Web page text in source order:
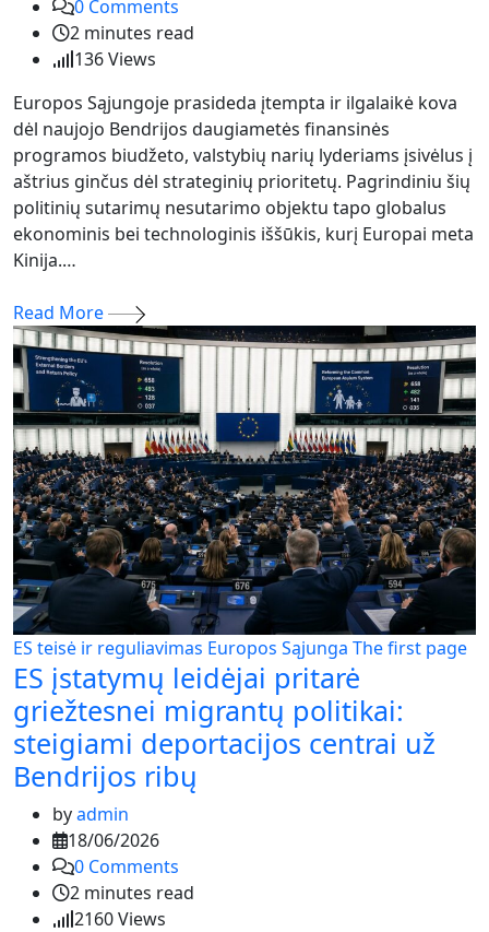
0 Comments
2 minutes read
136Views
Europos Sąjungoje prasideda įtempta ir ilgalaikė kova
dėl naujojo Bendrijos daugiametės finansinės
programos biudžeto, valstybių narių lyderiams įsivėlus į
aštrius ginčus dėl strateginių prioritetų. Pagrindiniu šių
politinių sutarimų nesutarimo objektu tapo globalus
ekonominis bei technologinis iššūkis, kurį Europai meta
Kinija.…
Read More
ES teisė ir reguliavimas Europos Sąjunga The first page
ES įstatymų leidėjai pritarė
griežtesnei migrantų politikai:
steigiami deportacijos centrai už
Bendrijos ribų
byadmin
18/06/2026
0 Comments
2 minutes read
2160Views